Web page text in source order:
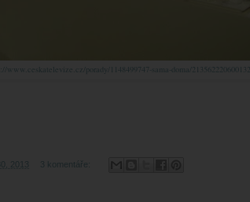
www.ceskatelevize.cz/porady/1148499747-sama-doma/213562220600132/
2013 3 komentáře: